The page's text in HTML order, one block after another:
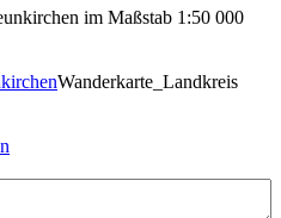
im Maßstab 1:50 000
Wanderkarte_Landkreis